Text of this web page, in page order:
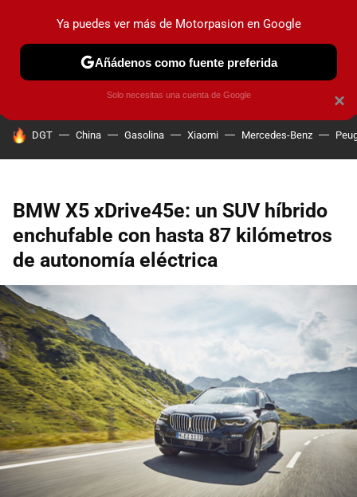
PRUEBAS COCHES ELÉCTRICOS OBSERVATORIO
HOY SE HABLA DE
DGT China Gasolina Xiaomi Mercedes-Benz
BMW X5 xDrive45e: un SUV híbrido
enchufable con hasta 87 kilómetros
de autonomía eléctrica
×
Ya puedes ver más de Motorpasion en Google
Añádenos como fuente preferida
Solo necesitas una cuenta de Google